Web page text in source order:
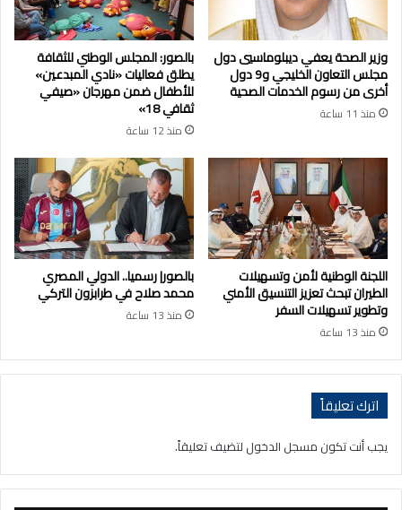
وزير الصحة يعفي ديبلوماسيي دول
مجلس التعاون الخليجي و9 دول
أخرى من رسوم الخدمات الصحية
منذ 11 ساعة
بالصور: المجلس الوطني للثقافة
يطلق فعاليات «نادي المبدعين»
للأطفال ضمن مهرجان «صيفي
ثقافي 18»
منذ 12 ساعة
اللجنة الوطنية لأمن وتسهيلات
الطيران تبحث تعزيز التنسيق الأمني
وتطوير تسهيلات السفر
منذ 13 ساعة
بالصور| رسميا.. الدولي المصري
محمد صلاح في طرابزون التركي
منذ 13 ساعة
اترك تعليقاً
يجب أنت تكون مسجل الدخول لتضيف تعليقاً.